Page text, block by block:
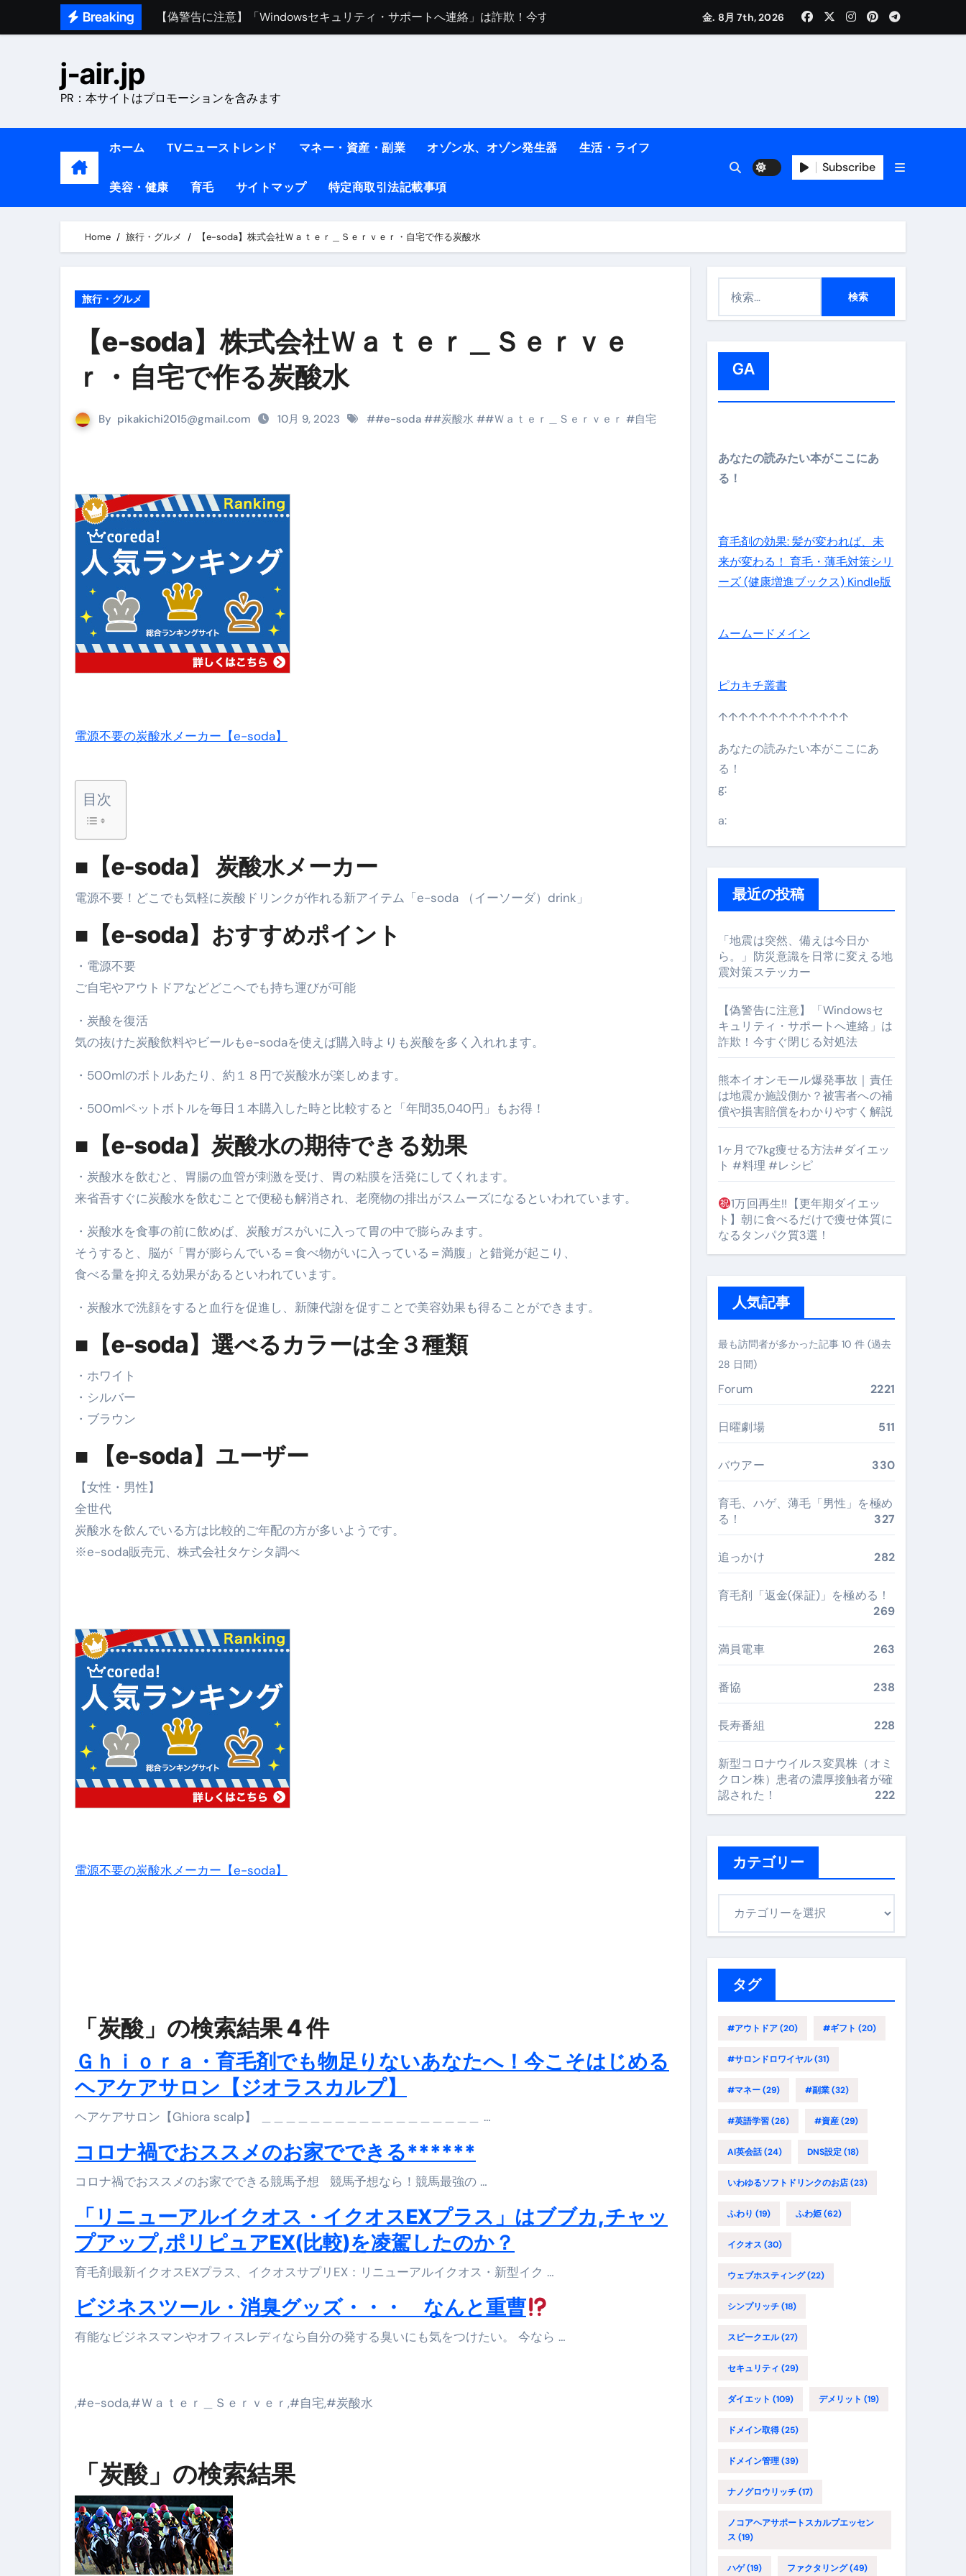
Breaking
【偽警告に注意】「Windowsセキュリティ・サポートへ連絡」は詐欺！今すぐ閉じる対処法
1万回再生!!【更年期ダイエット】朝に食べるだけで痩せ体質になるタンパク質3選！
【医者が教える】本当に痩せる薬はコレ！ #医療ダイエット
中町綾が2週間で3.5kg痩せた方法 #shots
【医者が解説】食べたら痩せる食べ物7選 #ダイエット
【ダイエット迷子必見】38歳人生最後のダイエット、食事はこれからやりました！【あすけん活用術】
【1日ダイエットルーティン】運動なしで2ヶ月で10kg減量した、私の痩せる9つの習慣 | レシピ付き | ダイエット中の食事
『葬送のフリーレン』の学び｜時間・記憶・名言・人生哲学から読み解く生き方
リサイクル業者の無料回収・無料査定は危険？情報収集との関係と見分け方を解説
山梨県震度6弱と富士山噴火の関係｜最新観測データと前兆現象を徹底解説【2026】
青森県震度6とベネゼエラM7級地震の関連性は？
【輸入消費税】輸入に消費税はかかるのか？勘定科目・仕訳・申告書記載方法
この動画は国にすぐ消されます。これが日本が残念な国になった理由です。国民は●●をしないとこの先さらに貧しくなります。【 竹花貴騎 切り抜き 会社員
意外にありえる？日経平均40000円を妄想シナリオ検証してみた！ズボラ株投資
アフィリエイト【稼げるキーワード】一覧※YouTubeブログSNS共通
【必見】融資受けるなら”コレ”を確実に取り組むべき！ #shorts
弁護士が教える「投資詐欺」に引っかからないための方法 #投資詐欺 #詐欺 #弁護士 #法律
【PR】フリーランス必見！入金前の売上をすぐに現金で受け取る方法
個人事業主は銀行から融資を受けるとリスクが高い #shorts
【超高騰】爆上がりしたビットコインに695万円も投資してる営業39歳サラリーマン【2025年10月3日】 #bitcoin #全財産 #暗号資産
【必見】もう営業電話は怖くない！初心者でも成果を出す電話の仕方はコレ！
フリーランス・個人事業主におすすめの資金調達4選
自己破産中に絶対にしてはダメなこと7選
体脂肪が落ちる朝食3選 #ダイエット
アーモンドを毎日食べたらどうなるの？①【30秒でわかる効果まとめ】#アーモンド #ダイエット #筋トレ #美容 #健康 #雑学 #ナレーター #小林将大
【ひろゆき】借金1億円あります 返済か、自己破産かひろゆきさんならどちらを選びますか？ #shorts
セラピストのための！美容、健康、ダイエットにとても重要な女性ホルモンと男性ホルモン
弁護士解説【詐欺被害】警察に行っても返金されません
ムームードメイン 2月のおすすめドメイン特集- ビジネスの信用を築く――そのすべての起点となるのが独自ドメイン
FRONTIER スーパーセール2026 完全攻略ガイド 今こそ買い時！ゲーミングPC・高性能BTOを最安で手に入れる方法
なくす不安と消える恐怖をゼロにする時代へ Pebblebee × iMazing で完成する「究極のスマホ防衛システム」完全ガイド
使った分だけ支払う、いちばん賢いスマホ代。 BB.exciteモバイル「Fitプラン」完全ガイド
英語が「聞こえる・分かる・話せる」に変わる30日間 ― 科学的メソッドで英語脳を作る完全ガイド
【海外ツアー完全ガイド】アジア最安1万円台＆ハワイ朝食付き割引まで網羅 ― “失敗せずに選ぶ”実践大全
新春スペシャルセール完全ガイド：国内航空券＋ホテルが“セット割”で最安級！ スカイマーク／Peach／FDA／ソラシドエアを目的別に選ぶコツと、失敗し
何をするサイトか”が一目で伝わる。いま選ばれている新定番ドメイン
梅干しを毎日食べたらどうなるの？①【30秒でわかる効果まとめ】#梅干し #ダイエット #筋トレ #美容 #健康 #雑学 #ナレーター #小林将大
ブルーベリーを毎日食べたらどうなるの？②【30秒でわかる効果まとめ】#ダイエット #筋トレ #美容 #健康 #雑学 #ナレーター #小林将大
バナナを毎日食べたらどうなるの？①【30秒でわかる効果まとめ】#バナナ #ダイエット #筋トレ #美容 #健康 #雑学 #ナレーター #小林将大
ドメイン取得からホームページ完成まで。ムームードメインなら“全部まとめて”安心スタート
かいまき（掻巻き）超完全ガイド｜“着る布団”で肩・首・足元の冷えを根こそぎ防ぐ！素材別おすすめ・選び方・洗い方・Q&Aまで
【最新版】掛け布団の選び方“完全攻略”｜シンサレート・羽毛・人工羽毛・調温・吸湿発熱…あなたの寝室に最適解を出す快眠ガイド
【アシストステッパー】ハンドル付き・筋力アシスト・ツイスト・天然木まで徹底分類！室内で“足腰と体幹”を育てる選び方＆続け方ガイド
【2026年最新保存版】エアトリ超新春セール＆セット割完全攻略ガイド｜海外・国内旅行を最安値で実現する究極の旅術
コロナウイルス完全解説ガイド ― 正しく知ることが、最大の感染対策になる ―
「3秒で整う、新しい栄養補給」 飲むミスト（IN MIST）とは何か──「飲む」という行為を再定義する新しいサプリ体験
クリスマスの魔法で、心と未来を彩る方法――「ただのイベント」を一生の思い出に変える完全ガイドブック
磁気ネックレスは「首に着けるだけ」じゃない。日常の“重だるさ”を軽くする選択肢
【最新】手袋の選び方 完全ガイド｜スマホ対応・防寒・撥水・作業用（ニトリル/ビニール）まで目的別に失敗しない
補聴器の選び方 完全ガイド｜集音器との違い・タイプ別比較・価格の考え方・失敗しないチェックリスト（高齢者にも）
失敗しない「爪切り」完全ガイド：高級クリッパー・ニッパー・電動まで、硬い爪／巻き爪／飛び散り対策の選び方
失敗しない「カニ」完全ガイド：ズワイ・タラバ・ポーション・カット済みの選び方と、年末年始に“満足度MAX”で食べるコツ
金. 8月 7th, 2026
j-air.jp
PR：本サイトはプロモーションを含みます
ホーム TVニューストレンド マネー・資産・副業 オゾン水、オゾン発生器 生活・ライフ
美容・健康 育毛 サイトマップ 特定商取引法記載事項
Subscribe
Home 旅行・グルメ 【e-soda】株式会社Ｗａｔｅｒ＿Ｓｅｒｖｅｒ・自宅で作る炭酸水
旅行・グルメ
【e-soda】株式会社Ｗａｔｅｒ＿Ｓｅｒｖｅ
ｒ・自宅で作る炭酸水
By pikakichi2015@gmail.com 10月 9, 2023 ##e-soda ##炭酸水 ##Ｗａｔｅｒ＿Ｓｅｒｖｅｒ #自宅
電源不要の炭酸水メーカー【e-soda】
目次
■【e-soda】 炭酸水メーカー
電源不要！どこでも気軽に炭酸ドリンクが作れる新アイテム「e-soda （イーソーダ）drink」
■【e-soda】おすすめポイント
・電源不要
ご自宅やアウトドアなどどこへでも持ち運びが可能
・炭酸を復活
気の抜けた炭酸飲料やビールもe-sodaを使えば購入時よりも炭酸を多く入れれます。
・500mlのボトルあたり、約１８円で炭酸水が楽しめます。
・500mlペットボトルを毎日１本購入した時と比較すると「年間35,040円」もお得！
■【e-soda】炭酸水の期待できる効果
・炭酸水を飲むと、胃腸の血管が刺激を受け、胃の粘膜を活発にしてくれます。
来省吾すぐに炭酸水を飲むことで便秘も解消され、老廃物の排出がスムーズになるといわれています。
・炭酸水を食事の前に飲めば、炭酸ガスがいに入って胃の中で膨らみます。
そうすると、脳が「胃が膨らんでいる＝食べ物がいに入っている＝満腹」と錯覚が起こり、
食べる量を抑える効果があるといわれています。
・炭酸水で洗顔をすると血行を促進し、新陳代謝を促すことで美容効果も得ることができます。
■【e-soda】選べるカラーは全３種類
・ホワイト
・シルバー
・ブラウン
■ 【e-soda】ユーザー
【女性・男性】
全世代
炭酸水を飲んでいる方は比較的ご年配の方が多いようです。
※e-soda販売元、株式会社タケシタ調べ
電源不要の炭酸水メーカー【e-soda】
「炭酸」の検索結果 4 件
Ｇｈｉｏｒａ・育毛剤でも物足りないあなたへ！今こそはじめる
ヘアケアサロン【ジオラスカルプ】
ヘアケアサロン【Ghiora scalp】 ＿＿＿＿＿＿＿＿＿＿＿＿＿＿＿＿＿＿ …
コロナ禍でおススメのお家でできる******
コロナ禍でおススメのお家でできる競馬予想 競馬予想なら！競馬最強の …
「リニューアルイクオス・イクオスEXプラス」はブブカ,チャッ
プアップ,ポリピュアEX(比較)を凌駕したのか？
育毛剤最新イクオスEXプラス、イクオスサプリEX：リニューアルイクオス・新型イク …
ビジネスツール・消臭グッズ・・・ なんと重曹
有能なビジネスマンやオフィスレディなら自分の発する臭いにも気をつけたい。 今なら …
,#e-soda,#Ｗａｔｅｒ＿Ｓｅｒｖｅｒ,#自宅,#炭酸水
「炭酸」の検索結果
GA
あなたの読みたい本がここにあ
る！
育毛剤の効果: 髪が変われば、未
来が変わる！ 育毛・薄毛対策シリ
ーズ (健康増進ブックス) Kindle版
ムームードメイン
ピカキチ叢書
↑↑↑↑↑↑↑↑↑↑↑↑↑
あなたの読みたい本がここにあ
る！
g:
a:
最近の投稿
「地震は突然、備えは今日か
ら。」防災意識を日常に変える地
震対策ステッカー
【偽警告に注意】「Windowsセ
キュリティ・サポートへ連絡」は
詐欺！今すぐ閉じる対処法
熊本イオンモール爆発事故｜責任
は地震か施設側か？被害者への補
償や損害賠償をわかりやすく解説
1ヶ月で7kg痩せる方法#ダイエッ
ト #料理 #レシピ
1万回再生!!【更年期ダイエッ
ト】朝に食べるだけで痩せ体質に
なるタンパク質3選！
人気記事
最も訪問者が多かった記事 10 件 (過去
28 日間)
Forum 2221
日曜劇場 511
バウアー 330
育毛、ハゲ、薄毛「男性」を極め
る！
327
追っかけ 282
育毛剤「返金(保証)」を極める！
269
満員電車 263
番協 238
長寿番組 228
新型コロナウイルス変異株（オミ
クロン株）患者の濃厚接触者が確
認された！
222
カテゴリー
タグ
#アウトドア(20) #ギフト (20)
#サロンドロワイヤル(31)
#マネー(29) #副業(32)
#英語学習(26) #資産(29)
AI英会話(24) DNS設定(18)
いわゆるソフトドリンクのお店(23)
ふわり (19) ふわ姫(62)
イクオス (30)
ウェブホスティング(22)
シンプリッチ(18)
スピークエル(27)
セキュリティ (29)
ダイエット (109) デメリット (19)
ドメイン取得(25)
ドメイン管理(39)
ナノグロウリッチ(17)
ノコアヘアサポートスカルプエッセン
ス (19)
ハゲ(19) ファクタリング(49)